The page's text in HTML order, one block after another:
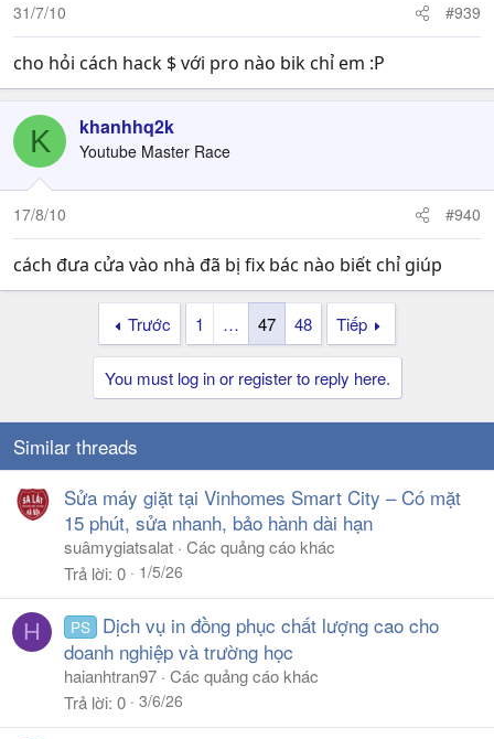
31/7/10 #939
cho hỏi cách hack $ với pro nào bik chỉ em :P
K khanhhq2k
Youtube Master Race
17/8/10 #940
cách đưa cửa vào nhà đã bị fix bác nào biết chỉ giúp
Trước 1 … 47 48 Tiếp
You must log in or register to reply here.
Similar threads
Sửa máy giặt tại Vinhomes Smart City – Có mặt
15 phút, sửa nhanh, bảo hành dài hạn
suâmygiatsalat Các quảng cáo khác
Trả lời 0 1/5/26
H PS
Dịch vụ in đồng phục chất lượng cao cho
doanh nghiệp và trường học
haianhtran97 Các quảng cáo khác
Trả lời 0 3/6/26